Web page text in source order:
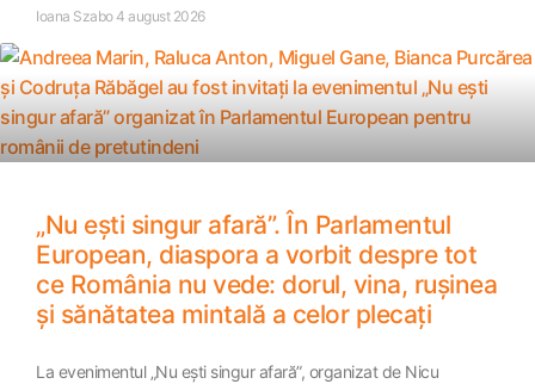
Ioana Szabo 4 august 2026
„Nu ești singur afară”. În Parlamentul
European, diaspora a vorbit despre tot
ce România nu vede: dorul, vina, rușinea
și sănătatea mintală a celor plecați
La evenimentul „Nu ești singur afară”, organizat de Nicu